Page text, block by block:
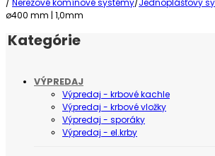
ø400 mm | 1,0mm
Kategórie
VÝPREDAJ
Výpredaj - krbové kachle
Výpredaj - krbové vložky
Výpredaj - sporáky
Výpredaj - el.krby